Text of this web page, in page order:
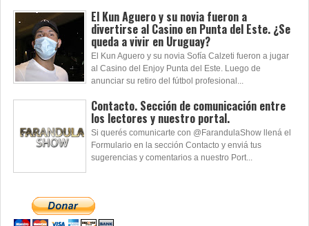
El Kun Aguero y su novia fueron a
divertirse al Casino en Punta del Este. ¿Se
queda a vivir en Uruguay?
El Kun Aguero y su novia Sofía Calzeti fueron a jugar
al Casino del Enjoy Punta del Este. Luego de
anunciar su retiro del fútbol profesional...
Contacto. Sección de comunicación entre
los lectores y nuestro portal.
Si querés comunicarte con @FarandulaShow llená el
Formulario en la sección Contacto y enviá tus
sugerencias y comentarios a nuestro Port...